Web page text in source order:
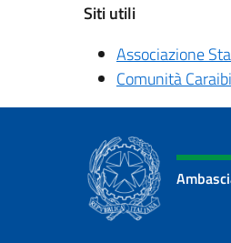
Siti utili
Associazione
Comunità